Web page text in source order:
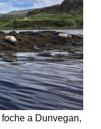
a Dunvegan,